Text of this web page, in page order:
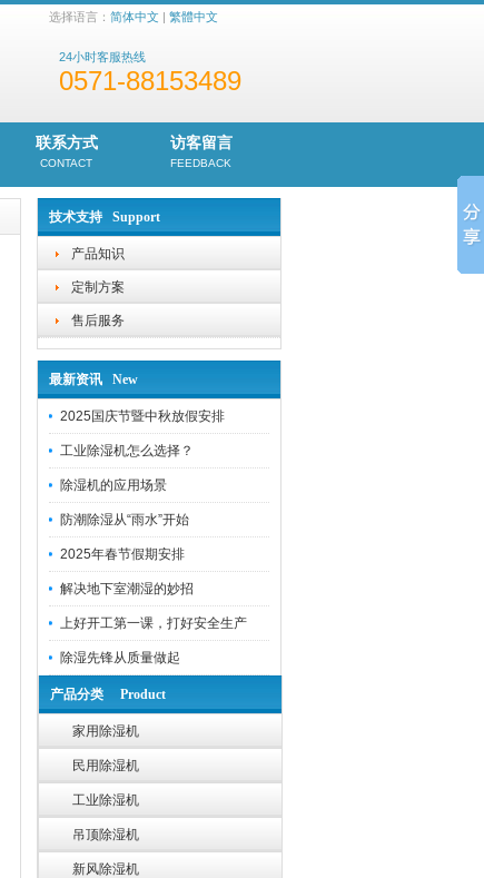
选择语言： 简体中文 | 繁體中文
24小时客服热线
0571-88153489
联系方式
CONTACT
访客留言
FEEDBACK
技术支持 Support
产品知识
定制方案
售后服务
最新资讯 New
2025国庆节暨中秋放假安排
工业除湿机怎么选择？
除湿机的应用场景
防潮除湿从“雨水”开始
2025年春节假期安排
解决地下室潮湿的妙招
上好开工第一课，打好安全生产
除湿先锋从质量做起
产品分类 Product
家用除湿机
民用除湿机
工业除湿机
吊顶除湿机
新风除湿机